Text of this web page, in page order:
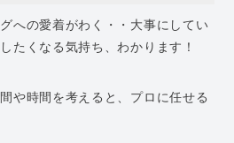
への愛着がわく・・大事にしてい
たくなる気持ち、わかります！
や時間を考えると、プロに任せる